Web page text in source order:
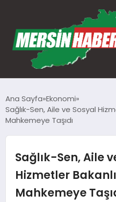
GÜNDEM
SAĞLIK
TEKNOLOJI
Ana Sayfa Ekonomi
Sağlık-Sen, Aile ve Sosyal
Mahkemeye Taşıdı
Sağlık-Sen, Aile
Hizmetler
Mahkemeye